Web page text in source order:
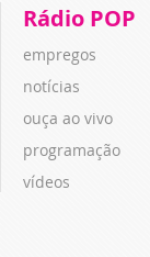
Rádio POP
empregos
notícias
ouça ao vivo
programação
vídeos